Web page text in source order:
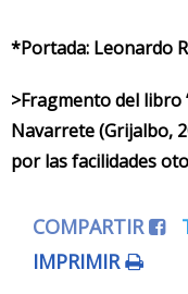
*Portada: Leonardo
>Fragmento del libro
Navarrete (Grijalbo,
por las facilidades
COMPARTIR
IMPRIMIR